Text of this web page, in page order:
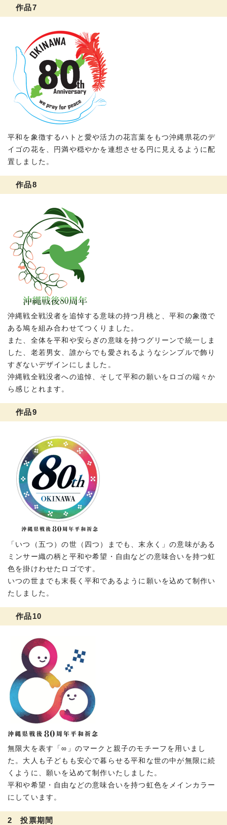
作品7
平和を象徴するハトと愛や活力の花言葉をもつ沖縄県花のデ
イゴの花を、円満や穏やかを連想させる円に見えるように配
置しました。
作品8
沖縄戦全戦没者を追悼する意味の持つ月桃と、平和の象徴で
ある鳩を組み合わせてつくりました。
また、全体を平和や安らぎの意味を持つグリーンで統一しま
した、老若男女、誰からでも愛されるようなシンプルで飾り
すぎないデザインにしました。
沖縄戦全戦没者への追悼、そして平和の願いをロゴの端々か
ら感じとれます。
作品9
「いつ（五つ）の世（四つ）までも、末永く」の意味がある
ミンサー織の柄と平和や希望・自由などの意味合いを持つ虹
色を掛けわせたロゴです。
いつの世までも末長く平和であるように願いを込めて制作い
たしました。
作品10
無限大を表す「∞」のマークと親子のモチーフを用いまし
た。大人も子どもも安心で暮らせる平和な世の中が無限に続
くように、願いを込めて制作いたしました。
平和や希望・自由などの意味合いを持つ虹色をメインカラー
にしています。
2 投票期間